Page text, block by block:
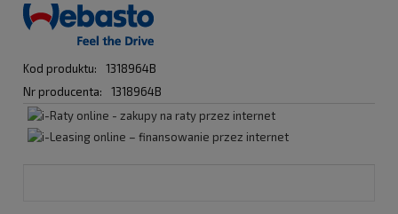
Kod produktu:
1318964B
Nr producenta:
1318964B